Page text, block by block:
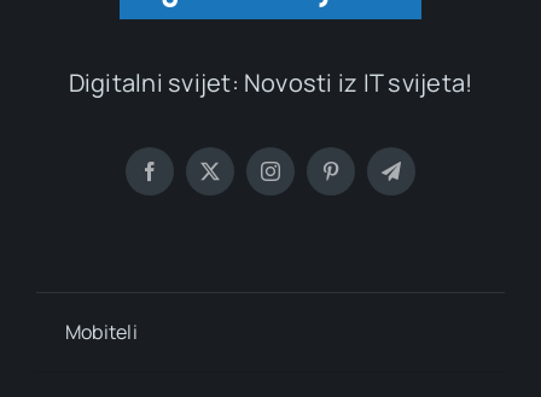
Digitalni svijet: Novosti iz IT svijeta!
Mobiteli